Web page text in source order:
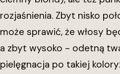
rozjaśnienia. Zbyt nisko
może sprawić, że włosy
a zbyt wysoko - odetną
pielęgnacja po takiej